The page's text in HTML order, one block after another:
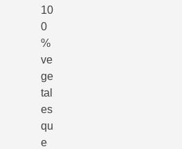
10
0
%
ve
ge
tal
es
qu
e